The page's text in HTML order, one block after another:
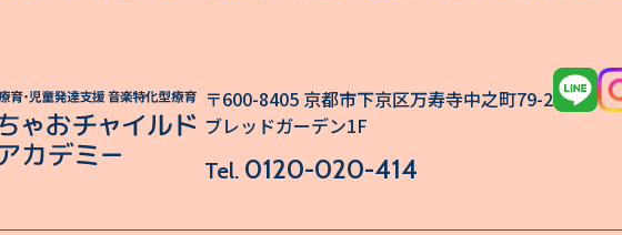
〒600-8405 京都市下京区万寿寺中之町79-2
ブレッドガーデン1F
Tel. 0120-020-414